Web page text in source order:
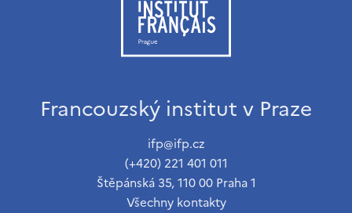
Francouzský institut v Praze
ifp@ifp.cz
(+420) 221 401 011
Štěpánská 35, 110 00 Praha 1
Všechny kontakty